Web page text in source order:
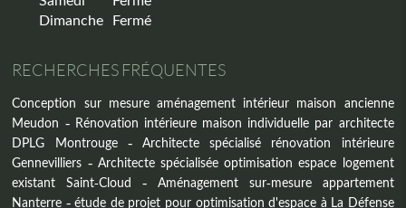
Dimanche Fermé
RECHERCHES FRÉQUENTES
Conception sur mesure aménagement intérieur maison ancienne
Meudon
Rénovation intérieure maison individuelle par architecte
DPLG Montrouge
Architecte spécialisé rénovation intérieure
Gennevilliers
Architecte spécialisée optimisation espace logement
existant Saint-Cloud
Aménagement sur-mesure appartement
Nanterre
étude de projet pour optimisation d'espace à La Défense